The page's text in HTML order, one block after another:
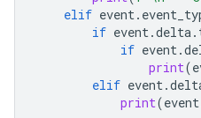
elif event.
if event.delta.
if event.
print(
elif event.
print(event